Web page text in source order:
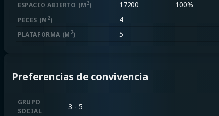
ESPACIO ABIERTO (M 2) 17200 100%
PECES (M 2) 4
PLATAFORMA (M 2) 5
Preferencias de convivencia
GRUPO
SOCIAL
3 - 5